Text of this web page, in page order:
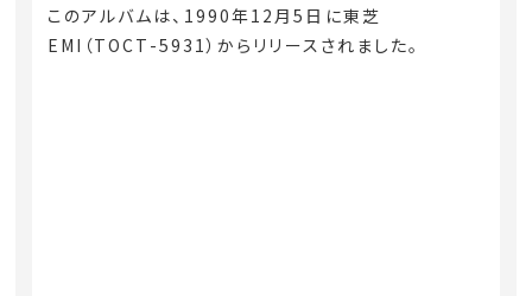
このアルバムは、1990年12月5日に東芝
EMI（TOCT-5931）からリリースされました。